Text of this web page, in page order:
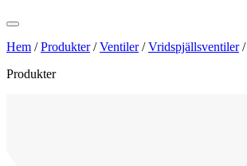
Hem /Produkter/Ventiler/Vridspjällsventiler/
Produkter